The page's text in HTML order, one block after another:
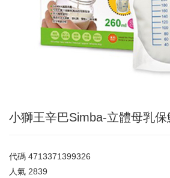
小獅王辛巴Simba-立體母乳保
代碼 4713371399326
人氣 2839